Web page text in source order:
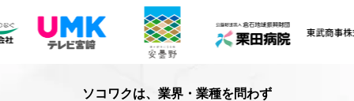
ソコワクは、業界・業種を問わず